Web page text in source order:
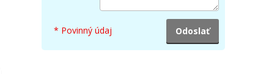
* Povinný údaj